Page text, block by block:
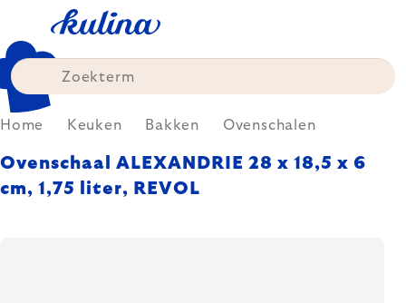
content
Home Keuken Bakken Ovenschalen
Ovenschaal ALEXANDRIE 28 x 18,5 x 6
cm, 1,75 liter, REVOL